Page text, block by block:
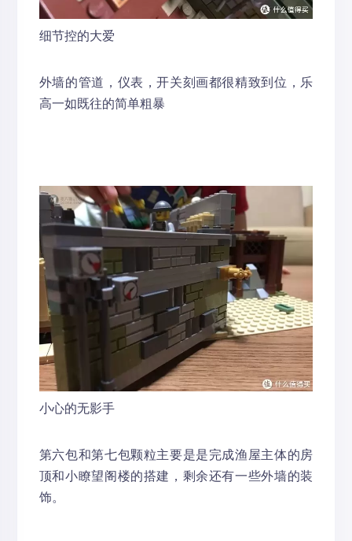
细节控的大爱
外墙的管道，仪表，开关刻画都很精致到位，乐
高一如既往的简单粗暴
小心的无影手
第六包和第七包颗粒主要是是完成渔屋主体的房
顶和小瞭望阁楼的搭建，剩余还有一些外墙的装
饰。